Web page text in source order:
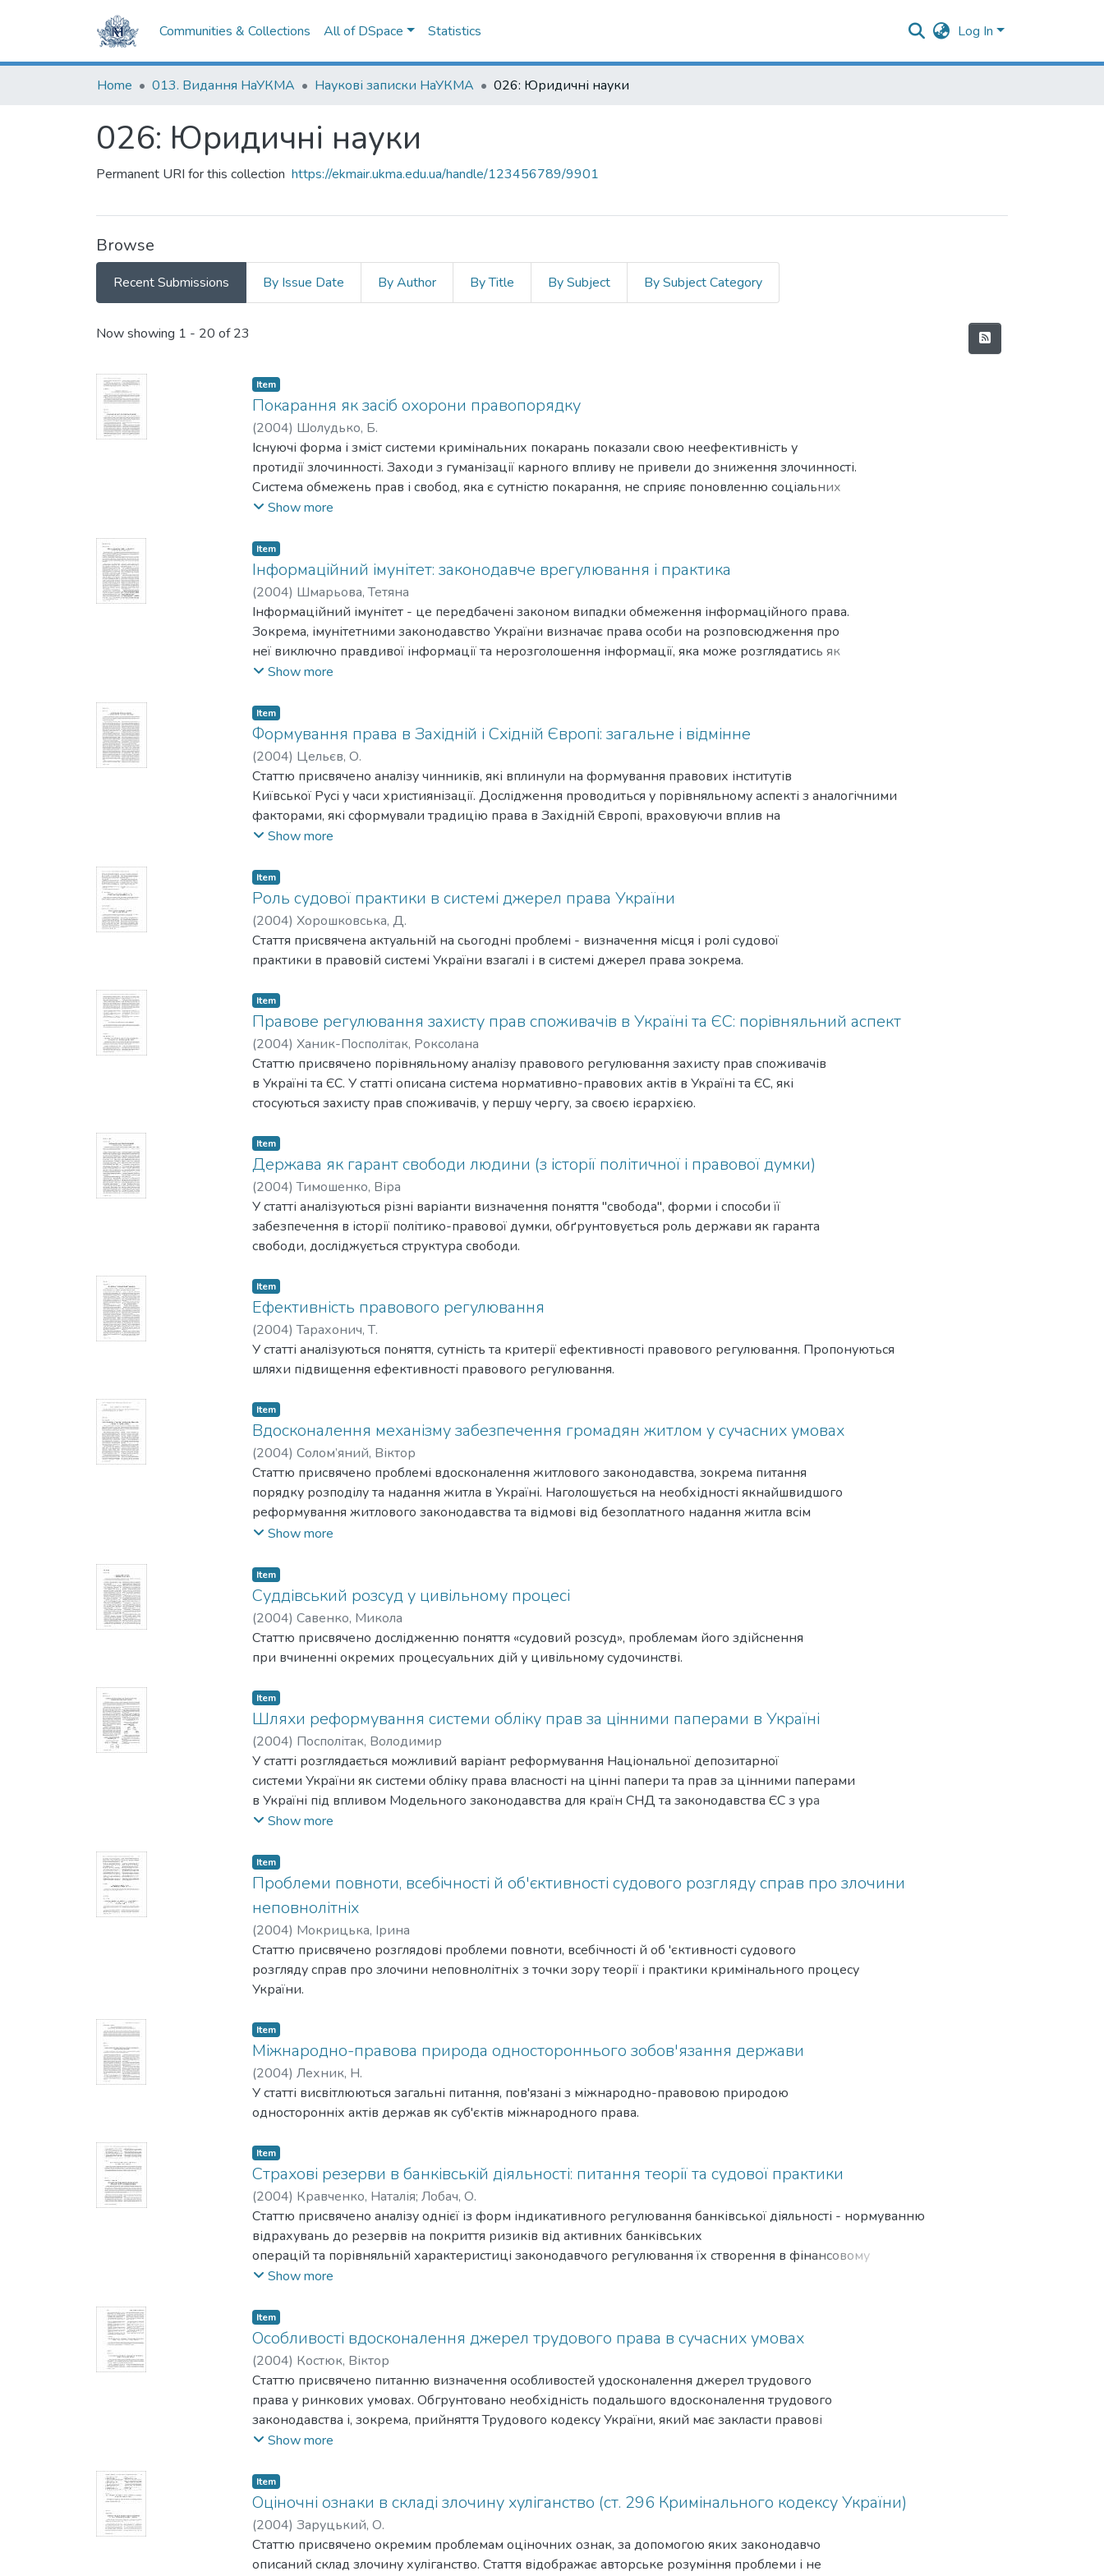
Communities & Collections All of DSpace Statistics Log In
Home 013. Видання НаУКМА Наукові записки НаУКМА 026: Юридичні науки
026: Юридичні науки
Permanent URI for this collection https://ekmair.ukma.edu.ua/handle/123456789/9901
Browse
Recent Submissions By Issue Date By Author By Title By Subject By Subject Category
Recent Submissions
Now showing 1 - 20 of 23
Item
Покарання як засіб охорони правопорядку
(2004) Шолудько, Б.
Існуючі форма і зміст системи кримінальних покарань показали свою неефективність у
протидії злочинності. Заходи з гуманізації карного впливу не привели до зниження злочинності.
Система обмежень прав і свобод, яка є сутністю покарання, не сприяє поновленню соціальних
зв 'язків засуджених. Необхідно переосмислити можливості кримінально-правового впливу на
Show more
Item
Інформаційний імунітет: законодавче врегулювання і практика
(2004) Шмарьова, Тетяна
Інформаційний імунітет - це передбачені законом випадки обмеження інформаційного права.
Зокрема, імунітетними законодавство України визначає права особи на розповсюдження про
неї виключно правдивої інформації та нерозголошення інформації, яка може розглядатись як
втручання в її приватне та/або сімейне життя.
віднесено до компетенції судів, які задля уникнення помилок у таких делікатних справах у кож­ному
конкретному випадку мають з'ясовувати необхідність і доцільність державного втру­чання, тобто
з'ясовувати, чи обмеження інформаційного права з метою захисту імунітетних
прав передбачено законом, чи має воно законну мету та чи є воно необхідним у демократичному
суспільстві.
Show more
Item
Формування права в Західній і Східній Європі: загальне і відмінне
(2004) Цельєв, О.
Статтю присвячено аналізу чинників, які вплинули на формування правових інститутів
Київської Русі у часи християнізації. Дослідження проводиться у порівняльному аспекті з ана­логічними
факторами, які сформували традицію права в Західній Європі, враховуючи вплив на
цей процес Риму та Візантії.
Show more
Item
Роль судової практики в системі джерел права України
(2004) Хорошковська, Д.
Стаття присвячена актуальній на сьогодні проблемі - визначення місця і ролі судової
практики в правовій системі України взагалі і в системі джерел права зокрема.
Item
Правове регулювання захисту прав споживачів в Україні та ЄС: порівняльний аспект
(2004) Ханик-Посполітак, Роксолана
Статтю присвячено порівняльному аналізу правового регулювання захисту прав споживачів
в Україні та ЄС. У статті описана система нормативно-правових актів в Україні та ЄС, які
стосуються захисту прав споживачів, у першу чергу, за своєю ієрархією.
Item
Держава як гарант свободи людини (з історії політичної і правової думки)
(2004)Тимошенко, Віра
У статті аналізуються різні варіанти визначення поняття "свобода", форми і способи її
забезпечення в історії політико-правової думки, обґрунтовується роль держави як гаранта
свободи, досліджується структура свободи.
Item
Ефективність правового регулювання
(2004)Тарахонич, Т.
У статті аналізуються поняття, сутність та критерії ефективності правового регу­лювання. Пропонуються
шляхи підвищення ефективності правового регулювання.
Item
Вдосконалення механізму забезпечення громадян житлом у сучасних умовах
(2004) Солом’яний, Віктор
Статтю присвячено проблемі вдосконалення житлового законодавства, зокрема питання
порядку розподілу та надання житла в Україні. Наголошується на необхідності якнайшвидшого
реформування житлового законодавства та відмові від безоплатного надання житла всім
громадянам і формуванні ринкових засад у житловій сфері. Безоплатно житло має надаватися
Show more
Item
Суддівський розсуд у цивільному процесі
(2004) Савенко, Микола
Статтю присвячено дослідженню поняття «судовий розсуд», проблемам його здійснення
при вчиненні окремих процесуальних дій у цивільному судочинстві.
Item
Шляхи реформування системи обліку прав за цінними паперами в Україні
(2004) Посполітак, Володимир
У статті розглядається можливий варіант реформування Національної депозитарної
системи України як системи обліку права власності на цінні папери та прав за цінними паперами
в Україні під впливом Модельного законодавства для країн СНД та законодавства ЄС з ура­
хуванням особливостей українського фондового ринку.
Show more
Item
Проблеми повноти, всебічності й об'єктивності судового розгляду справ про злочини
неповнолітніх
(2004) Мокрицька, Ірина
Статтю присвячено розглядові проблеми повноти, всебічності й об 'єктивності судового
розгляду справ про злочини неповнолітніх з точки зору теорії і практики кримінального процесу
України.
Item
Міжнародно-правова природа одностороннього зобов'язання держави
(2004) Лехник, Н.
У статті висвітлюються загальні питання, пов'язані з міжнародно-правовою природою
односторонніх актів держав як суб'єктів міжнародного права.
Item
Страхові резерви в банківській діяльності: питання теорії та судової практики
(2004) Кравченко, Наталія; Лобач, О.
Статтю присвячено аналізу однієї із форм індикативного регулювання банківської діяль­ності - нормуванню
відрахувань до резервів на покриття ризиків від активних банківських
операцій та порівняльній характеристиці законодавчого регулювання їх створення в фінансовому
та податковому обліку і впливу їх формування на платоспроможність банків. Розглянуто
зазначено необхідність законодавчого вдосконалення норм, які регулюють правовідносини
в сфері формування та використання страхових резервів.
Show more
Item
Особливості вдосконалення джерел трудового права в сучасних умовах
(2004) Костюк, Віктор
Статтю присвячено питанню визначення особливостей удосконалення джерел трудового
права у ринкових умовах. Обгрунтовано необхідність подальшого вдосконалення трудового
законодавства і, зокрема, прийняття Трудового кодексу України, який має закласти правові
підвалини для правового регулювання ринкових трудових відносин.
Show more
Item
Оціночні ознаки в складі злочину хуліганство (ст. 296 Кримінального кодексу України)
(2004) Заруцький, О.
Статтю присвячено окремим проблемам оціночних ознак, за допомогою яких законодавчо
описаний склад злочину хуліганство. Стаття відображає авторське розуміння проблеми і не